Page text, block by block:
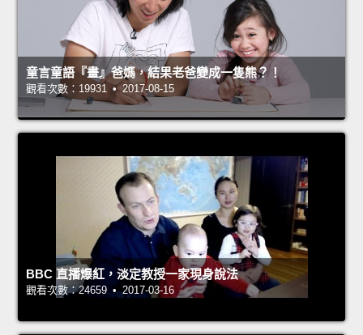
童言童語『畫』爸媽，結果老爸變成一隻熊？！
觀看次數：19931 • 2017-08-15
BBC 直播爆紅，淡定教授一家現身說法
觀看次數：24659 • 2017-03-16